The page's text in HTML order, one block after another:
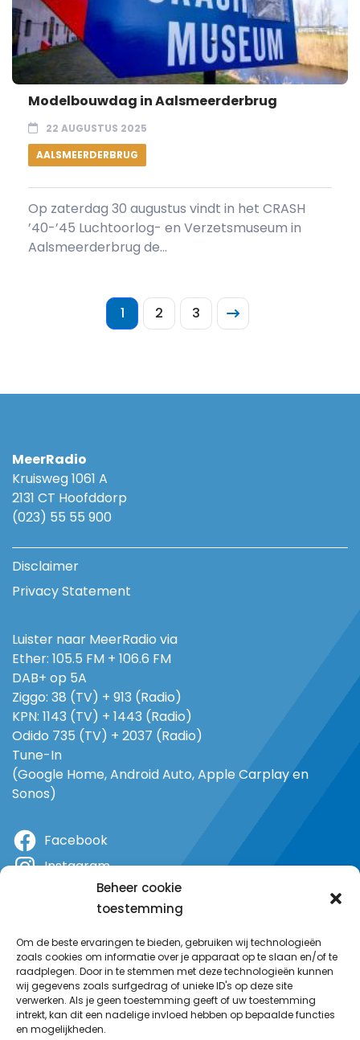
Beheer cookie
toestemming
Om de beste ervaringen te bieden, gebruiken wij technologieën
zoals cookies om informatie over je apparaat op te slaan en/of te
raadplegen. Door in te stemmen met deze technologieën kunnen
wij gegevens zoals surfgedrag of unieke ID's op deze site
verwerken. Als je geen toestemming geeft of uw toestemming
intrekt, kan dit een nadelige invloed hebben op bepaalde functies
en mogelijkheden.
Modelbouwdag in Aalsmeerderbrug
22 AUGUSTUS 2025
AALSMEERDERBRUG
Op zaterdag 30 augustus vindt in het CRASH
’40-’45 Luchtoorlog- en Verzetsmuseum in
Aalsmeerderbrug de...
1 2 3
MeerRadio
Kruisweg 1061 A
2131 CT Hoofddorp
(023) 55 55 900
Disclaimer
Privacy Statement
Luister naar MeerRadio via
Ether: 105.5 FM + 106.6 FM
DAB+ op 5A
Ziggo: 38 (TV) + 913 (Radio)
KPN: 1143 (TV) + 1443 (Radio)
Odido 735 (TV) + 2037 (Radio)
Tune-In
(Google Home, Android Auto, Apple Carplay en
Sonos)
Facebook
Instagram
YouTube